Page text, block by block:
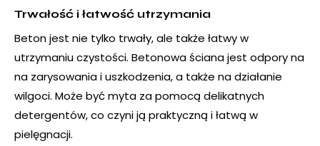
Trwałość i łatwość utrzymania
Beton jest nie tylko trwały, ale także łatwy w
utrzymaniu czystości. Betonowa ściana jest odpory na
na zarysowania i uszkodzenia, a także na działanie
wilgoci. Może być myta za pomocą delikatnych
detergentów, co czyni ją praktyczną i łatwą w
pielęgnacji.